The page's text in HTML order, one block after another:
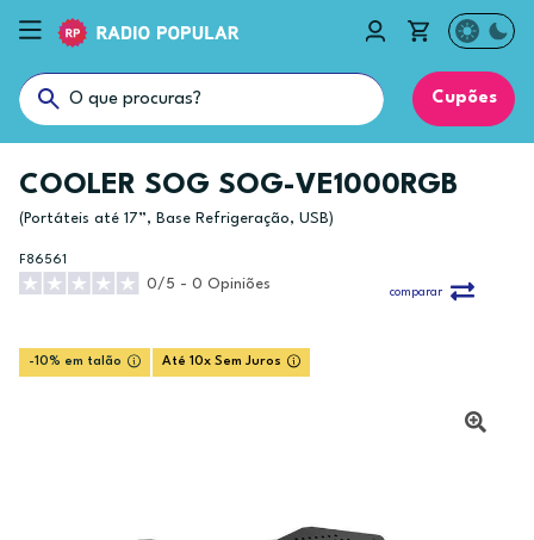
Cupões
COOLER SOG SOG-VE1000RGB
(Portáteis até 17”, Base Refrigeração, USB)
F86561
0/5 - 0 Opiniões
comparar
-10% em talão Até 10x Sem Juros